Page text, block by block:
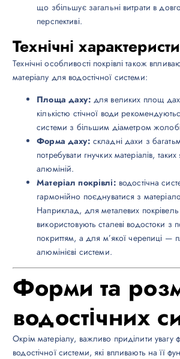
що збільшує загальні витрати в
перспективі.
Технічні
Технічні особливості покрівлі також
матеріалу для водостічної системи:
Площа даху: для великих площ
кількістю стічної води
системи з більшим діаметром
Форма даху: складні дахи з
потребувати гнучких матеріалів,
алюміній.
Матеріал покрівлі: водостічна
гармонійно поєднуватися з
Наприклад, для металевих покрівель
використовують сталеві водостоки з
покриттям, а для м’якої черепиці —
алюмінієві системи.
Форми та
водостічних
Окрім матеріалу, важливо приділити увагу
водостічної системи, які впливають на її